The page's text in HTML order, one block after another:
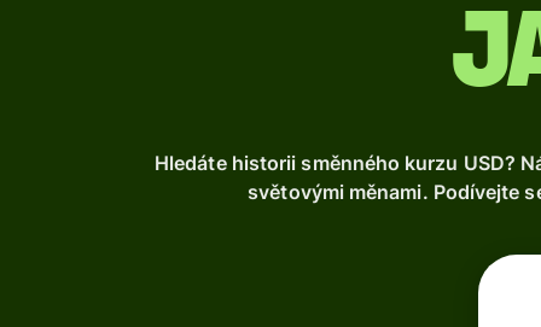
Hledáte historii směnného kurzu USD?
světovými měnami. Podívejte